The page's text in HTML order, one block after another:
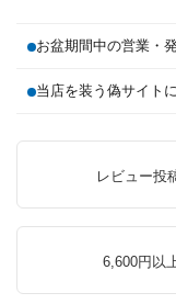
お盆期間中の営業・
当店を装う偽サイト
レビュー投
6,600円以